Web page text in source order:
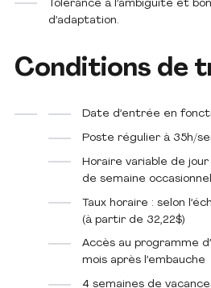
Tolérance à l’ambiguïté et
d’adaptation.
Conditions de
Date d’entrée en
Poste régulier à 35h/
Horaire variable de
de semaine occasionnel
Taux horaire : selon
(à partir de 32,22$)
Accès au programme
mois après l’embauche
4 semaines de